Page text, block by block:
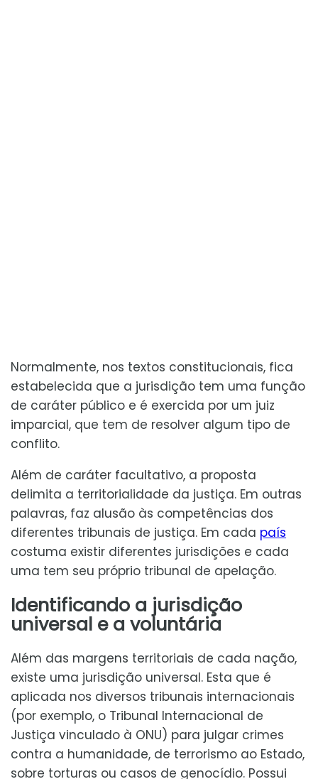
Normalmente, nos textos constitucionais, fica
estabelecida que a jurisdição tem uma função
de caráter público e é exercida por um juiz
imparcial, que tem de resolver algum tipo de
conflito.
Além de caráter facultativo, a proposta
delimita a territorialidade da justiça. Em outras
palavras, faz alusão às competências dos
diferentes tribunais de justiça. Em cada país
costuma existir diferentes jurisdições e cada
uma tem seu próprio tribunal de apelação.
Identificando a jurisdição
universal e a voluntária
Além das margens territoriais de cada nação,
existe uma jurisdição universal. Esta que é
aplicada nos diversos tribunais internacionais
(por exemplo, o Tribunal Internacional de
Justiça vinculado à ONU) para julgar crimes
contra a humanidade, de terrorismo ao Estado,
sobre torturas ou casos de genocídio. Possui